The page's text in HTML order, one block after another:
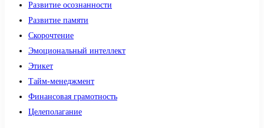
Развитие осознанности
Развитие памяти
Скорочтение
Эмоциональный интеллект
Этикет
Тайм-менеджмент
Финансовая грамотность
Целеполагание